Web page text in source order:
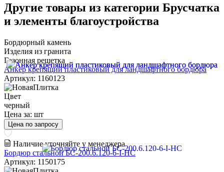
Другие товары из категории Брусчатка
и элементы благоустройства
Бордюрный камень
Изделия из гранита
Газонная решетка
Анкер крепящий пластиковый для ландшафтного бордюра
Артикул: 1160123
Цвет
черный
Цена за: шт
Цена по запросу
Наличие уточняйте у менеджера
Бордюр стальной БС-200.6.120-6-I-НС
Артикул: 1150175